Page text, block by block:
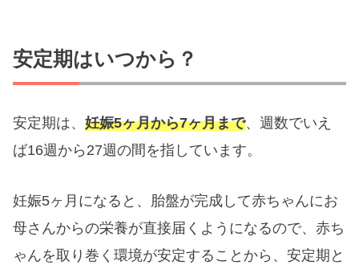
安定期はいつから？
安定期は、妊娠5ヶ月から7ヶ月まで、週数でいえ
ば16週から27週の間を指しています。
妊娠5ヶ月になると、胎盤が完成して赤ちゃんにお
母さんからの栄養が直接届くようになるので、赤ち
ゃんを取り巻く環境が安定することから、安定期と